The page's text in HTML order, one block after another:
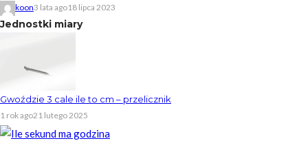
koon3 lata ago18 lipca 2023
Jednostki miary
Gwoździe 3 cale ile to cm – przelicznik
1 rok ago21 lutego 2025